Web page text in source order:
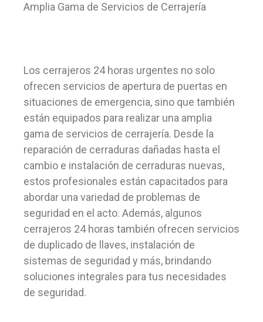
Amplia Gama de Servicios de Cerrajería
Los cerrajeros 24 horas urgentes no solo
ofrecen servicios de apertura de puertas en
situaciones de emergencia, sino que también
están equipados para realizar una amplia
gama de servicios de cerrajería. Desde la
reparación de cerraduras dañadas hasta el
cambio e instalación de cerraduras nuevas,
estos profesionales están capacitados para
abordar una variedad de problemas de
seguridad en el acto. Además, algunos
cerrajeros 24 horas también ofrecen servicios
de duplicado de llaves, instalación de
sistemas de seguridad y más, brindando
soluciones integrales para tus necesidades
de seguridad.